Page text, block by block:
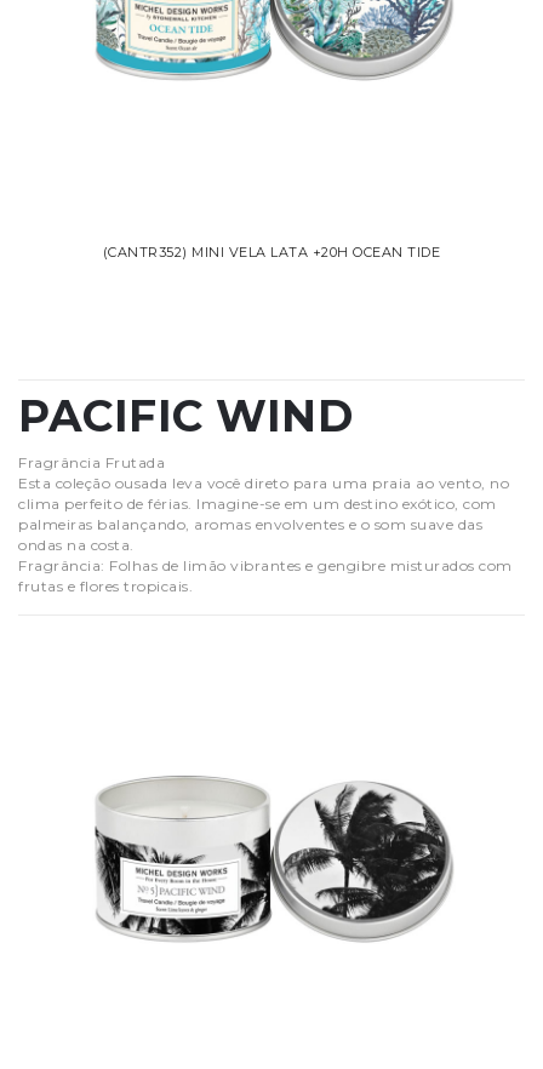
(CANTR352) MINI VELA LATA +20H OCEAN TIDE
PACIFIC WIND
Fragrância Frutada
Esta coleção ousada leva você direto para uma praia ao vento, no
clima perfeito de férias. Imagine-se em um destino exótico, com
palmeiras balançando, aromas envolventes e o som suave das
ondas na costa.
Fragrância: Folhas de limão vibrantes e gengibre misturados com
frutas e flores tropicais.